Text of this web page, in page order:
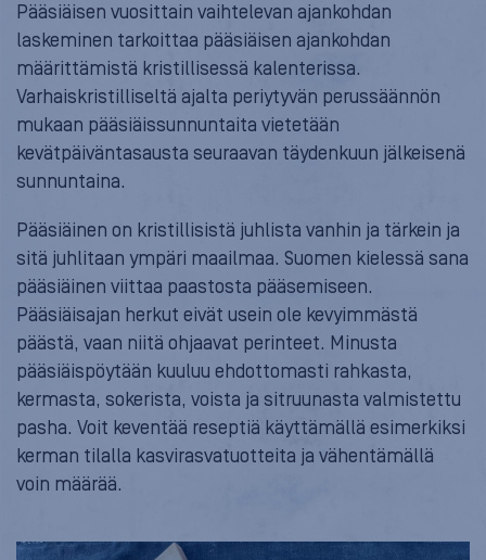
Pääsiäisen vuosittain vaihtelevan ajankohdan
laskeminen tarkoittaa pääsiäisen ajankohdan
määrittämistä kristillisessä kalenterissa.
Varhaiskristilliseltä ajalta periytyvän perussäännön
mukaan pääsiäissunnuntaita vietetään
kevätpäiväntasausta seuraavan täydenkuun jälkeisenä
sunnuntaina.
Pääsiäinen on kristillisistä juhlista vanhin ja tärkein ja
sitä juhlitaan ympäri maailmaa. Suomen kielessä sana
pääsiäinen viittaa paastosta pääsemiseen.
Pääsiäisajan herkut eivät usein ole kevyimmästä
päästä, vaan niitä ohjaavat perinteet. Minusta
pääsiäispöytään kuuluu ehdottomasti rahkasta,
kermasta, sokerista, voista ja sitruunasta valmistettu
pasha. Voit keventää reseptiä käyttämällä esimerkiksi
kerman tilalla kasvirasvatuotteita ja vähentämällä
voin määrää.